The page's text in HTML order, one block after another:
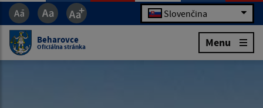
Slovenčina
Beharovce
Oficiálna stránka Menu